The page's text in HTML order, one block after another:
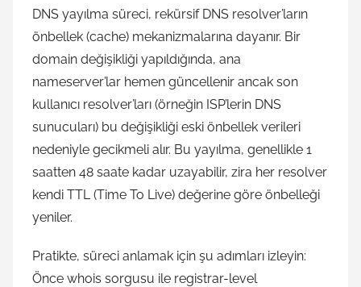
DNS yayılma süreci, rekürsif DNS resolver’ların
önbellek (cache) mekanizmalarına dayanır. Bir
domain değişikliği yapıldığında, ana
nameserver’lar hemen güncellenir ancak son
kullanıcı resolver’ları (örneğin ISP’lerin DNS
sunucuları) bu değişikliği eski önbellek verileri
nedeniyle gecikmeli alır. Bu yayılma, genellikle 1
saatten 48 saate kadar uzayabilir, zira her resolver
kendi TTL (Time To Live) değerine göre önbelleği
yeniler.
Pratikte, süreci anlamak için şu adımları izleyin:
Önce whois sorgusu ile registrar-level